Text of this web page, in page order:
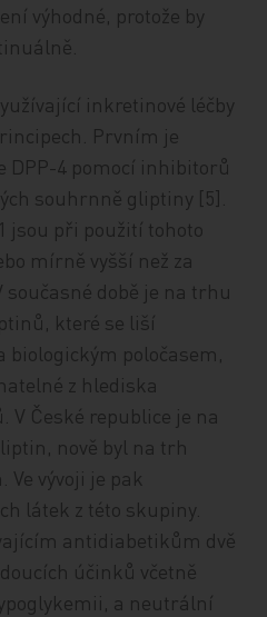
výhodné, protože by
inkretinové léčby
Prvním je
4 pomocí inhibitorů
souhrnně gliptiny [5].
jsou při použití tohoto
mírně vyšší než za
době je na trhu
které se liší
poločasem,
z hlediska
České republice je na
nově byl na trh
vývoji je pak
látek z této skupiny.
antidiabetikům dvě
účinků včetně
a neutrální